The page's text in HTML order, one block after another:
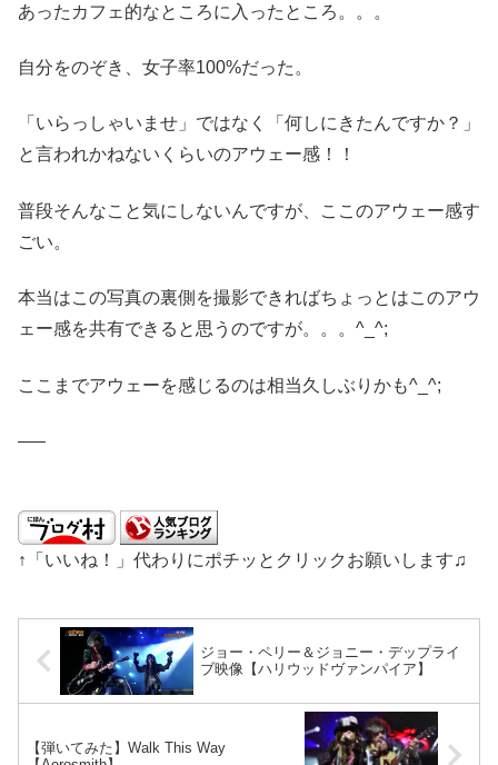
あったカフェ的なところに入ったところ。。。
自分をのぞき、女子率100%だった。
「いらっしゃいませ」ではなく「何しにきたんですか？」
と言われかねないくらいのアウェー感！！
普段そんなこと気にしないんですが、ここのアウェー感す
ごい。
本当はこの写真の裏側を撮影できればちょっとはこのアウ
ェー感を共有できると思うのですが。。。^_^;
ここまでアウェーを感じるのは相当久しぶりかも^_^;
—–
↑「いいね！」代わりにポチッとクリックお願いします♫
ジョー・ペリー＆ジョニー・デップライ
ブ映像【ハリウッドヴァンパイア】
【弾いてみた】Walk This Way